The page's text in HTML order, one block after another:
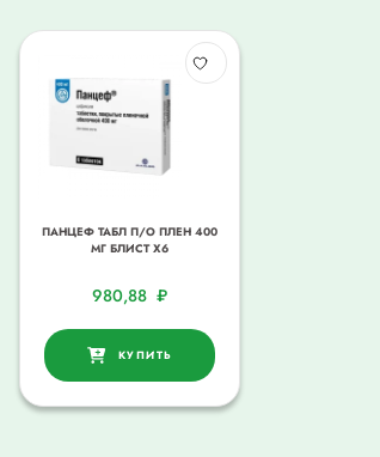
ПАНЦЕФ ТАБЛ П/О ПЛЕН 400
МГ БЛИСТ Х6
980,88 ₽
КУПИТЬ